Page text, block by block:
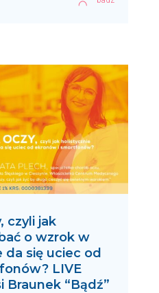
czyli jak
o wzrok w
da się uciec od
LIVE
Braunek “Bądź”